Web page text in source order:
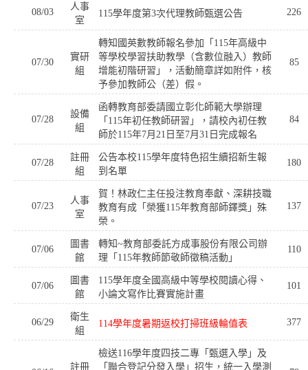
08/03
人事
室
115學年度第3次代理教師甄選公告 226
07/30
實研
組
轉知國英數教師報名參加「115年高級中
等學校學習扶助教學（含數位融入）教師
增能初階研習」，活動簡章詳如附件，核
予參加教師公（差）假。
85
07/28
設備
組
函轉教育部委請國立彰化師範大學辦理
「115年初任教師研習」，請校內初任教
師於115年7月21日至7月31日完成報名
84
07/28
註冊
組
公告本校115學年度特色招生續招新生報
到名單
180
07/23
人事
室
賀！林政仁主任投注教育奉獻、深耕技職
教育有成「榮獲115年教育部師鐸獎」殊
榮。
137
07/06
圖書
館
轉知~教育部委託方成事股份有限公司辦
理「115年教師節敬師徵稿活動」
110
07/06
圖書
館
115學年度全國高級中等學校閱讀心得、
小論文寫作比賽實施計畫
101
06/29
衛生
組
114學年度暑期返校打掃班級輪值表 377
註冊
檢送116學年度四技二專「甄選入學」及
「聯合登記分發入學」招生，統一入學測